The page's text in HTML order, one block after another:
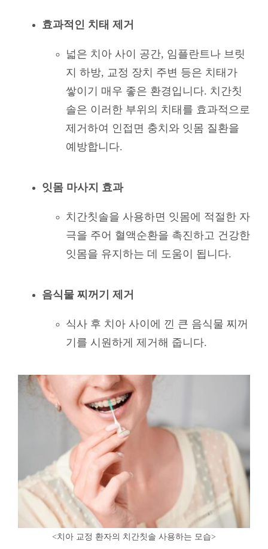
효과적인 치태 제거
넓은 치아 사이 공간, 임플란트나 브릿
지 하방, 교정 장치 주변 등은 치태가
쌓이기 매우 좋은 환경입니다. 치간칫
솔은 이러한 부위의 치태를 효과적으로
제거하여 인접면 충치와 잇몸 질환을
예방합니다.
잇몸 마사지 효과
치간칫솔을 사용하면 잇몸에 적절한 자
극을 주어 혈액순환을 촉진하고 건강한
잇몸을 유지하는 데 도움이 됩니다.
음식물 찌꺼기 제거
식사 후 치아 사이에 낀 큰 음식물 찌꺼
기를 시원하게 제거해 줍니다.
<치아 교정 환자의 치간칫솔 사용하는 모습>